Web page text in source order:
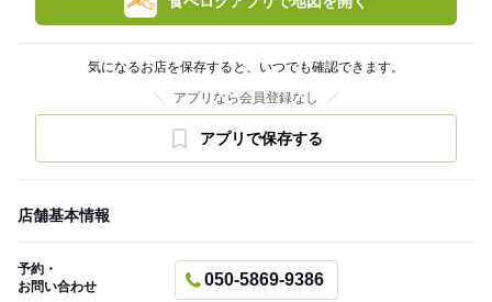
気になるお店を保存すると、いつでも確認できます。
アプリなら会員登録なし
アプリで保存する
店舗基本情報
予約・
お問い合わせ
050-5869-9386